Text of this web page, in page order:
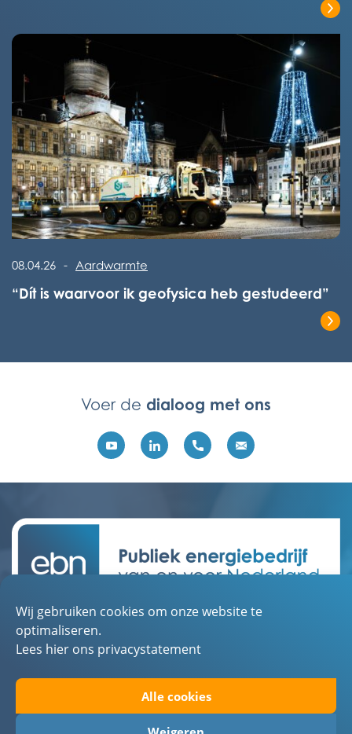
Wij gebruiken cookies om onze website te
optimaliseren.
Lees hier ons privacystatement
Alle cookies
Lees het volledige bericht
“Dít is waarvoor ik geofysica heb gestudeerd”
08.04.26 - Aardwarmte
Voer de dialoog met ons
Contact
Over EBN